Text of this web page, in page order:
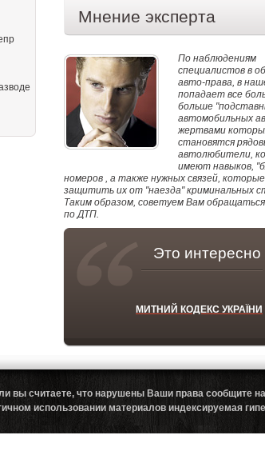
Мнение эксперта
По наблюдениям
специалистов в
авто-права, в
попадает все
больше
автомобильных
жертвами
становятся
автолюбители,
имеют навыков,
номеров , а также нужных связей,
защитить их от "наезда" криминальных
Таким образом, советуем Вам
по ДТП.
Это интересно
МИТНИЙ КОДЕКС УКРАЇНИ
вы считаете, что нарушены Ваши права сообщите
использовании материалов индексируемая